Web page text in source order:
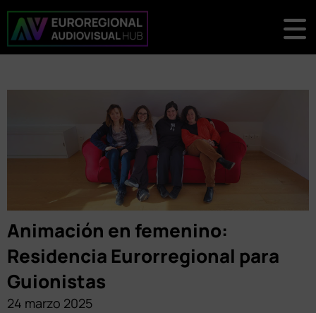
Animación en femenino:
Residencia Eurorregional para
Guionistas
24 marzo 2025